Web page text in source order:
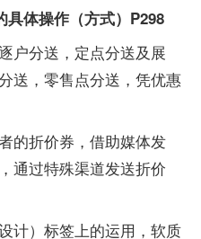
具体操作（方式）P298
分送，定点分送及展
送，零售点分送，凭优惠
折价券，借助媒体发
通过特殊渠道发送折价
）标签上的运用，软质